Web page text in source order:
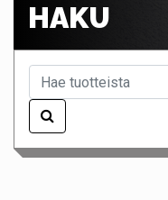
HAKU